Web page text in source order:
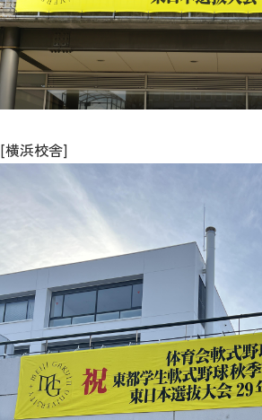
生涯学習・社会連携
2026年9月入学者向け 新入生サイト
MGグッズ オンラインショップ
（外部サイト）
[横浜校舎]